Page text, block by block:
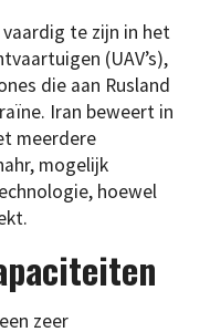
te zijn in het
(UAV’s),
die aan Rusland
Iran beweert in
meerdere
mogelijk
hoewel
zeer